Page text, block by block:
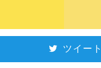
ツイー